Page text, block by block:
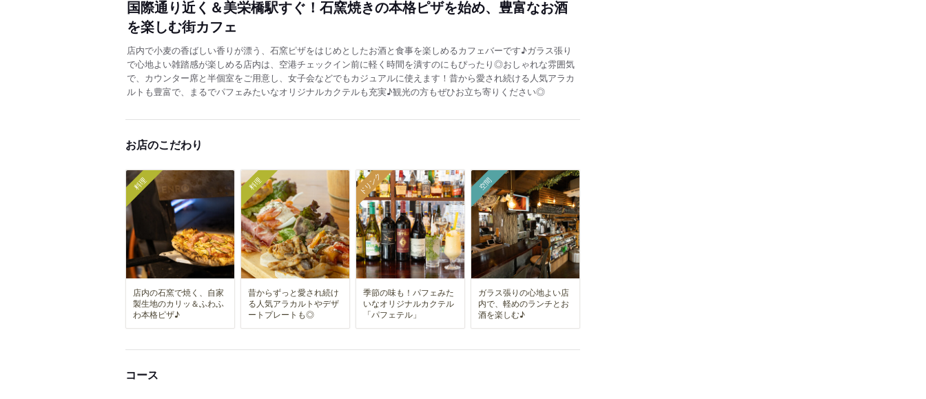
国際通り近く＆美栄橋駅すぐ！石窯焼きの本格ピザを始め、豊富なお酒
を楽しむ街カフェ
店内で小麦の香ばしい香りが漂う、石窯ピザをはじめとしたお酒と食事を楽しめるカフェバーです♪ガラス張り
で心地よい雑踏感が楽しめる店内は、空港チェックイン前に軽く時間を潰すのにもぴったり◎おしゃれな雰囲気
で、カウンター席と半個室をご用意し、女子会などでもカジュアルに使えます！昔から愛され続ける人気アラカ
ルトも豊富で、まるでパフェみたいなオリジナルカクテルも充実♪観光の方もぜひお立ち寄りください◎
お店のこだわり
料理
店内の石窯で焼く、自家
製生地のカリッ＆ふわふ
わ本格ピザ♪
料理
昔からずっと愛され続け
る人気アラカルトやデザ
ートプレートも◎
ドリンク
季節の味も！パフェみた
いなオリジナルカクテル
「パフェテル」
空間
ガラス張りの心地よい店
内で、軽めのランチとお
酒を楽しむ♪
コース